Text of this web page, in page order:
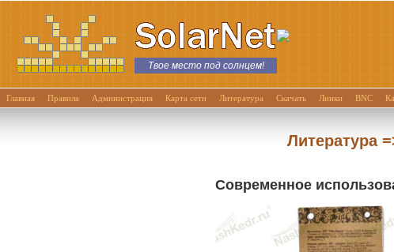
Твое место под солнцем!
Главная Правила Администрация Карта сети Литература Скачать Линки BNC
Литература
Современное